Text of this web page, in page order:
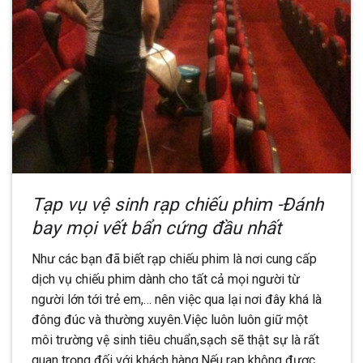
Tạp vụ vệ sinh rạp chiếu phim -Đánh
bay mọi vết bẩn cứng đầu nhất
Như các bạn đã biết rạp chiếu phim là nơi cung cấp
dịch vụ chiếu phim dành cho tất cả mọi người từ
người lớn tới trẻ em,… nên việc qua lại nơi đây khá là
đông đúc và thường xuyên.Việc luôn luôn giữ một
môi trường vệ sinh tiêu chuẩn,sạch sẽ thật sự là rất